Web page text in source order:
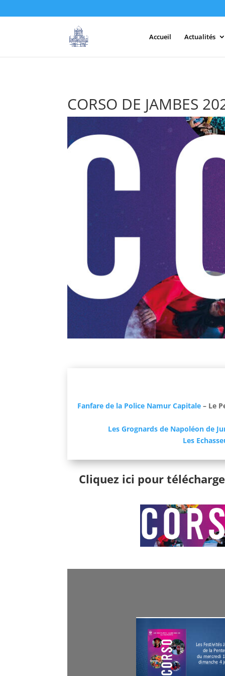
Accueil Actualités
CORSO DE JAMBES
Fanfare de la Police Namur Capitale – Le
Les Grognards de Napoléon de
Les
Cliquez ici pour